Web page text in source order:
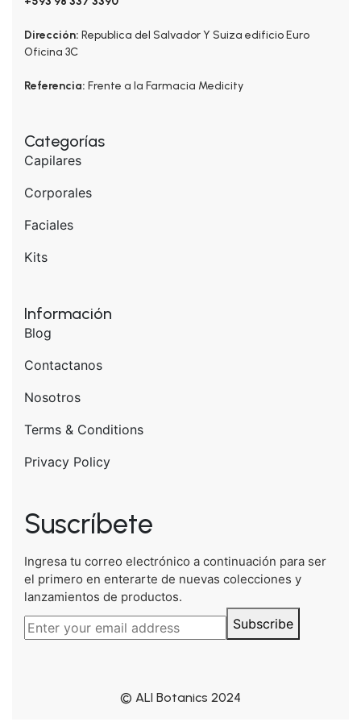
Dirección: Republica del Salvador Y Suiza edificio Euro
Oficina 3C
Referencia: Frente a la Farmacia Medicity
Categorías
Capilares
Corporales
Faciales
Kits
Información
Blog
Contactanos
Nosotros
Terms & Conditions
Privacy Policy
Suscríbete
Ingresa tu correo electrónico a continuación para ser
el primero en enterarte de nuevas colecciones y
lanzamientos de productos.
Subscribe
© ALI Botanics 2024